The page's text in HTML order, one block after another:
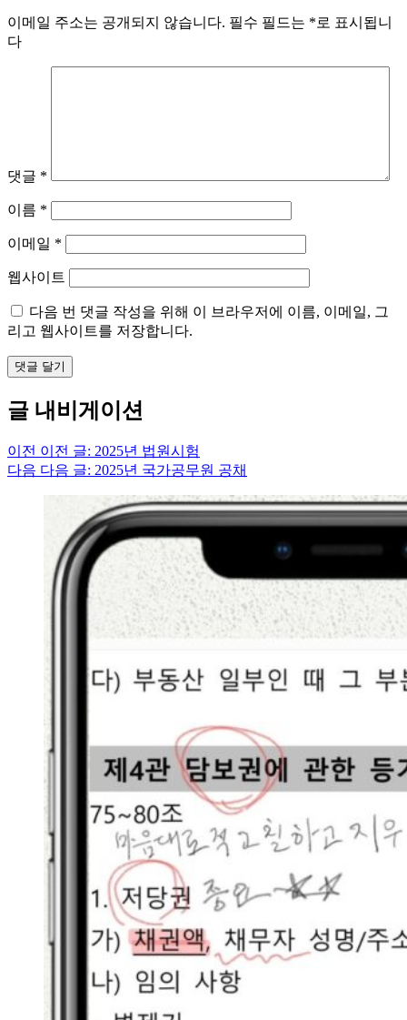
이메일 주소는 공개되지 않습니다. 필수 필드는 *로 표시됩니
다
댓글 *
이름 *
이메일 *
웹사이트
다음 번 댓글 작성을 위해 이 브라우저에 이름, 이메일, 그
리고 웹사이트를 저장합니다.
글 내비게이션
이전 이전 글: 2025년 법원시험
다음 다음 글: 2025년 국가공무원 공채